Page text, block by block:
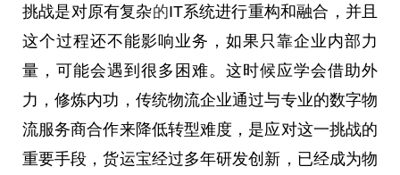
挑战是对原有复杂的IT系统进行重构和融合，并且
这个过程还不能影响业务，如果只靠企业内部力
量，可能会遇到很多困难。这时候应学会借助外
力，修炼内功，传统物流企业通过与专业的数字物
流服务商合作来降低转型难度，是应对这一挑战的
重要手段，货运宝经过多年研发创新，已经成为物